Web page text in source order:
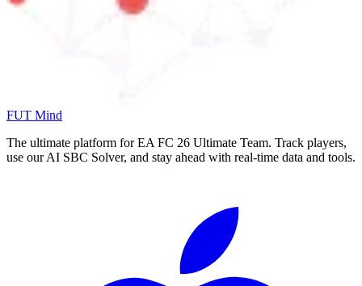
FUT Mind
The ultimate platform for EA FC 26 Ultimate Team. Track players,
use our AI SBC Solver, and stay ahead with real-time data and tools.